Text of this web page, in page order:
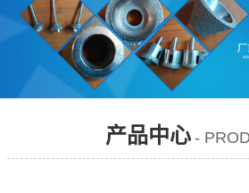
产品中心 -